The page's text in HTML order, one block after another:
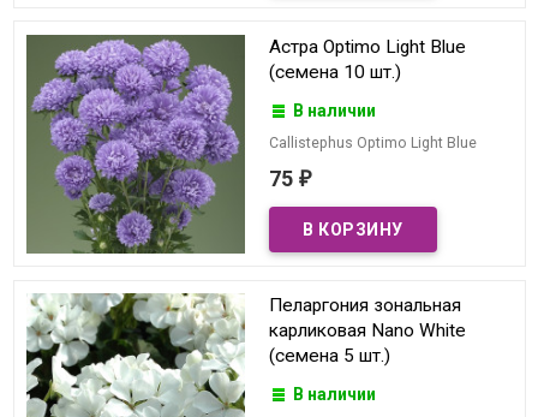
Астра Optimo Light Blue
(семена 10 шт.)
В наличии
Callistephus Optimo Light Blue
75 ₽
Пеларгония зональная
карликовая Nano White
(семена 5 шт.)
В наличии